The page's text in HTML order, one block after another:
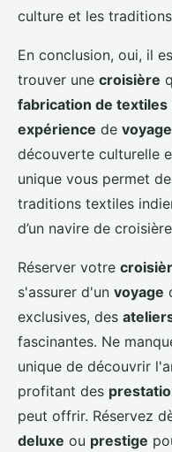
culture et les
En conclusion, oui, il
trouver une croisière
fabrication de textiles
expérience de voyage
découverte culturelle
unique vous permet
traditions textiles
d’un navire de
Réserver votre
s'assurer d'un voyage
exclusives, des
fascinantes. Ne
unique de découvrir
profitant des
peut offrir. Réservez
deluxe ou prestige